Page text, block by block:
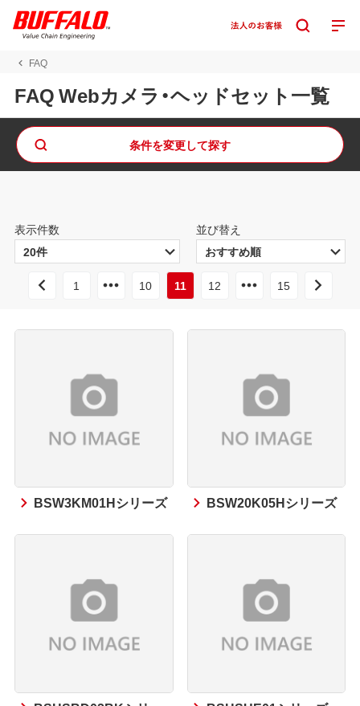
FAQ
FAQ Webカメラ・ヘッドセット一覧
条件を変更して探す
表示件数 並び替え
1 10 11 12 15
BSW3KM01Hシリーズ BSW20K05Hシリーズ